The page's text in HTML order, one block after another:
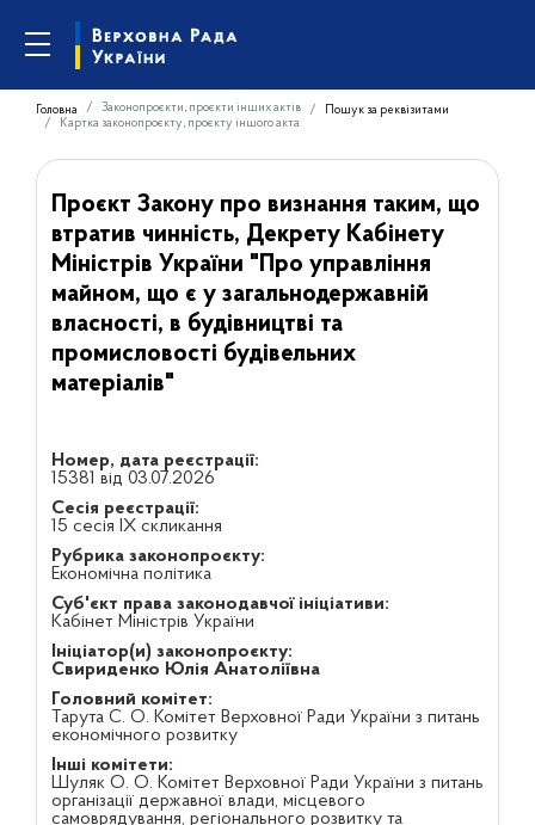
Головна Законопроєкти, проєкти інших актів
Пошук за реквізитами
Картка законопроєкту, проєкту іншого акта
Проєкт Закону про визнання таким, що
втратив чинність, Декрету Кабінету
Міністрів України "Про управління
майном, що є у загальнодержавній
власності, в будівництві та
промисловості будівельних
матеріалів"
Номер, дата реєстрації:
15381 від 03.07.2026
Сесія реєстрації:
15 сесія IX скликання
Рубрика законопроєкту:
Економічна політика
Суб'єкт права законодавчої ініціативи:
Кабінет Міністрів України
Ініціатор(и) законопроєкту:
Свириденко Юлія Анатоліївна
Головний комітет:
Тарута С. О. Комітет Верховної Ради України з питань
економічного розвитку
Інші комітети:
Шуляк О. О. Комітет Верховної Ради України з питань
організації державної влади, місцевого
самоврядування, регіонального розвитку та